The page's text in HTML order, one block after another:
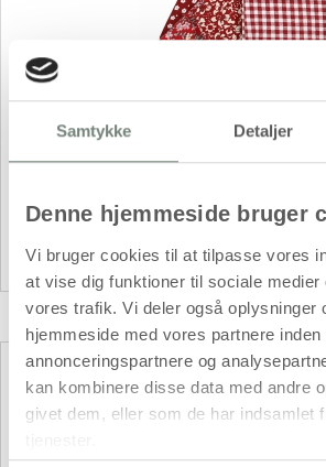
Samtykke Detaljer
Denne hjemmeside bruger
Vi bruger cookies til at tilpasse vores
at vise dig funktioner til sociale medier
vores trafik. Vi deler også oplysninger
hjemmeside med vores partnere
annonceringspartnere og
kan kombinere disse data med andre
givet dem, eller som de har indsamlet
Patchwork stof
Ægte læder
Symaskiner og